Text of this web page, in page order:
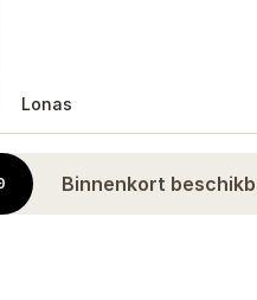
Lonas
Binnenkort